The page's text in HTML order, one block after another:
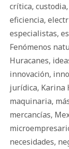
crítica, custodia,
eficiencia,
especialistas,
Fenómenos
Huracanes,
innovación,
jurídica, Karina
maquinaria,
mercancías,
necesidades,